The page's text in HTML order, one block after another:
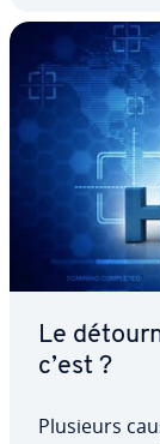
Le
c’est ?
Plusieurs